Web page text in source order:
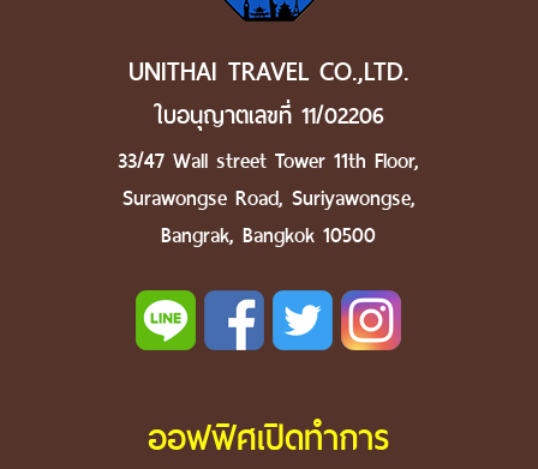
UNITHAI TRAVEL CO.,LTD.
ใบอนุญาตเลขที่ 11/02206
33/47 Wall street Tower 11th Floor,
Surawongse Road, Suriyawongse,
Bangrak, Bangkok 10500
ออฟฟิศเปิดทำการ